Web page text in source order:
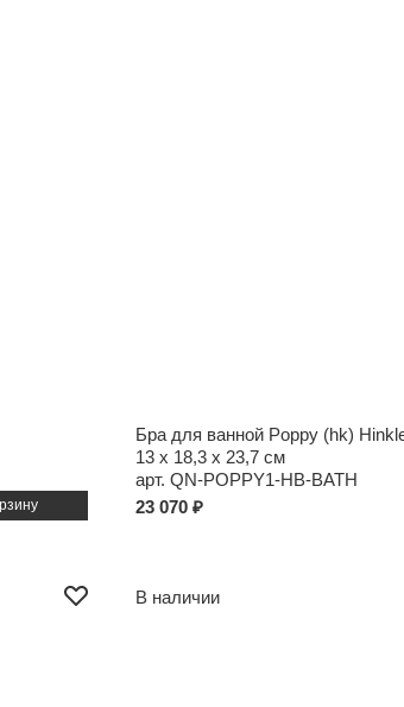
Бра для ванной Poppy (hk)
13 x 18,3 x 23,7 см
арт. QN-POPPY1-HB-BATH
23 070 ₽
В наличии